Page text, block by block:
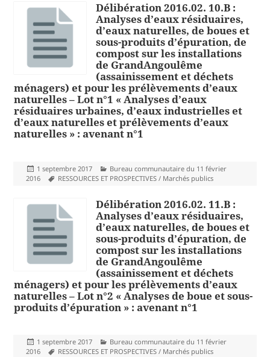
Délibération 2016.02. 10.B :
Analyses d’eaux résiduaires,
d’eaux naturelles, de boues et
sous-produits d’épuration, de
compost sur les installations
de GrandAngoulême
(assainissement et déchets
ménagers) et pour les prélèvements d’eaux
naturelles – Lot n°1 « Analyses d’eaux
résiduaires urbaines, d’eaux industrielles et
d’eaux naturelles et prélèvements d’eaux
naturelles » : avenant n°1
Publié
le
1 septembre 2017 Catégories
Bureau communautaire du 11 février
2016
Mots-
RESSOURCES ET PROSPECTIVES / Marchés publics
Délibération 2016.02. 11.B :
Analyses d’eaux résiduaires,
d’eaux naturelles, de boues et
sous-produits d’épuration, de
compost sur les installations
de GrandAngoulême
(assainissement et déchets
ménagers) et pour les prélèvements d’eaux
naturelles – Lot n°2 « Analyses de boue et sous-
produits d’épuration » : avenant n°1
Publié
le
1 septembre 2017 Catégories
Bureau communautaire du 11 février
2016
Mots-
RESSOURCES ET PROSPECTIVES / Marchés publics